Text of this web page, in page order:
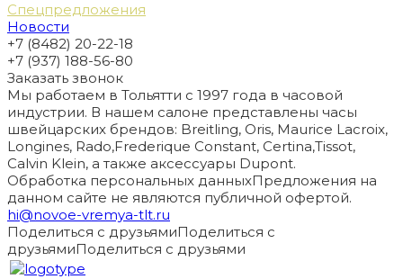
Спецпредложения
Новости
+7 (8482) 20-22-18
+7 (937) 188-56-80
Заказать звонок
Мы работаем в Тольятти с 1997 года в часовой
индустрии. В нашем салоне представлены часы
швейцарских брендов: Breitling, Oris, Maurice Lacroix,
Longines, Rado,Frederique Constant, Certina,Tissot,
Calvin Klein, а также аксессуары Dupont.
Обработка персональных данныхПредложения на
данном сайте не являются публичной офертой.
hi@novoe-vremya-tlt.ru
Поделиться с друзьямиПоделиться с
друзьямиПоделиться с друзьями